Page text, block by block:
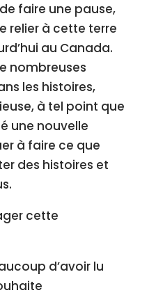
faire une pause,
relier à cette terre
au Canada.
nombreuses
les histoires,
à tel point que
une nouvelle
à faire ce que
des histoires et
cette
d’avoir lu